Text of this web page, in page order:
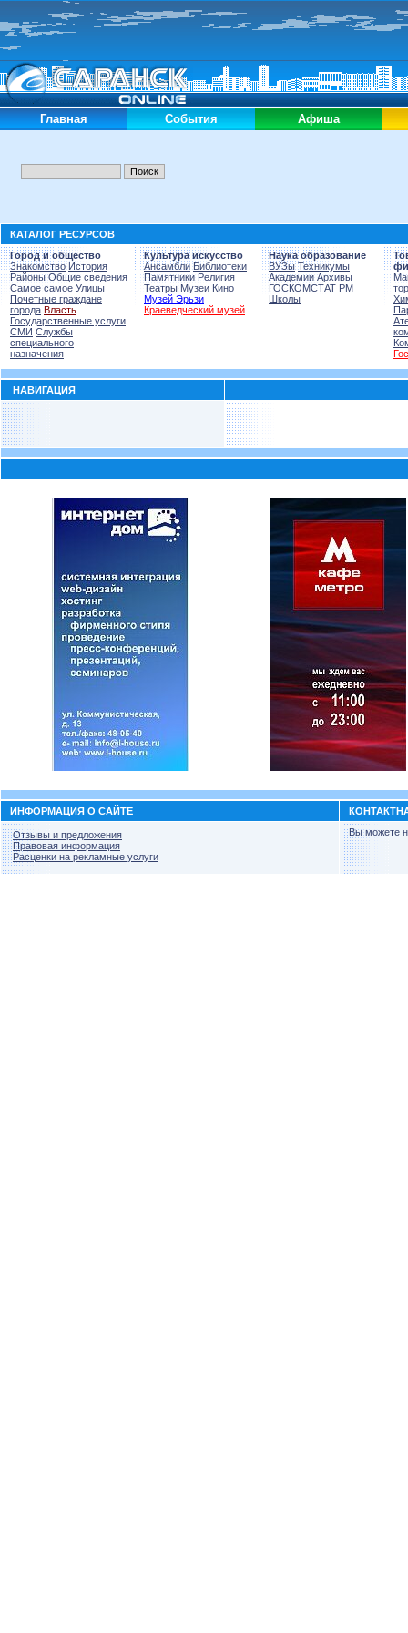
Главная События Афиша
КАТАЛОГ РЕСУРСОВ
Город и общество
Знакомство История
Районы Общие сведения
Самое самое Улицы
Почетные граждане
города Власть
Государственные услуги
СМИ Службы
специального
назначения
Культура искусство
Ансамбли Библиотеки
Памятники Религия
Театры Музеи Кино
Музей Эрьзи
Краеведческий музей
Наука образование
ВУЗы Техникумы
Академии Архивы
ГОСКОМСТАТ РМ
Школы
НАВИГАЦИЯ
ИНФОРМАЦИЯ О САЙТЕ
Отзывы и предложения
Правовая информация
Расценки на рекламные услуги
Вы можете